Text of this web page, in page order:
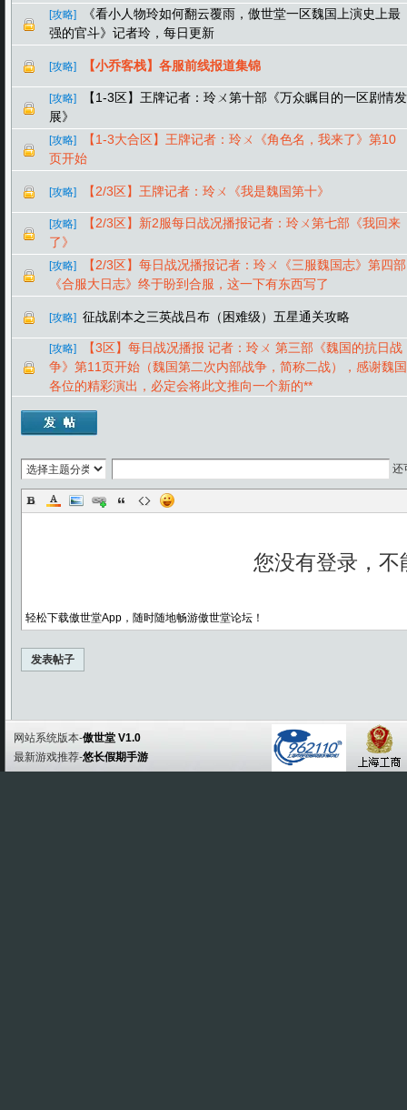
[攻略]
《看小人物玲如何翻云覆雨，傲世堂一区魏国上演史上最
强的官斗》记者玲，每日更新
[攻略] 【小乔客栈】各服前线报道集锦
[攻略]
【1-3区】王牌记者：玲ㄨ第十部《万众瞩目的一区剧情发
展》
[攻略]
【1-3大合区】王牌记者：玲ㄨ《角色名，我来了》第10
页开始
[攻略] 【2/3区】王牌记者：玲ㄨ《我是魏国第十》
[攻略]
【2/3区】新2服每日战况播报记者：玲ㄨ第七部《我回来
了》
[攻略]
【2/3区】每日战况播报记者：玲ㄨ《三服魏国志》第四部
《合服大日志》终于盼到合服，这一下有东西写了
[攻略] 征战剧本之三英战吕布（困难级）五星通关攻略
[攻略]
【3区】每日战况播报 记者：玲ㄨ 第三部《魏国的抗日战
争》第11页开始（魏国第二次内部战争，简称二战），感谢魏国
各位的精彩演出，必定会将此文推向一个新的**
还
轻松下载傲世堂App，随时随地畅游傲世堂论坛！
发表帖子
网站系统版本-傲世堂 V1.0
最新游戏推荐-悠长假期手游